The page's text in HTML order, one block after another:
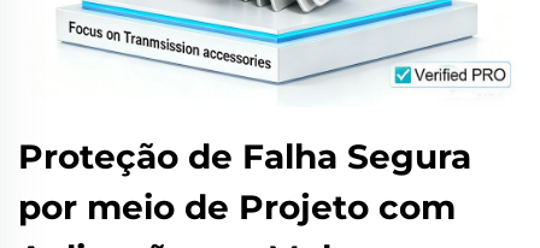
Proteção de Falha Segura
por meio de Projeto com